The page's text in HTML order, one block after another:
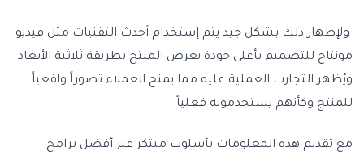
ولإظهار ذلك بشكل جيد يتم إستخدام أحدث التقنيات مثل فيديو
مونتاج للتصميم بأعلى جودة يعرض المنتج بطريقة ثلاثية الأبعاد
ويُظهر التجارب العملية عليه مما يمنح العملاء تصوراً واقعياً
للمنتج وكأنهم يستخدمونه فعلياً.
مع تقديم هذه المعلومات بأسلوب مبتكر عبر أفضل برامج